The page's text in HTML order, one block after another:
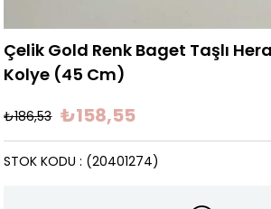
Çelik Gold Renk Baget Taşlı
Kolye (45 Cm)
₺186,53 ₺158,55
(20401274)
STOK KODU